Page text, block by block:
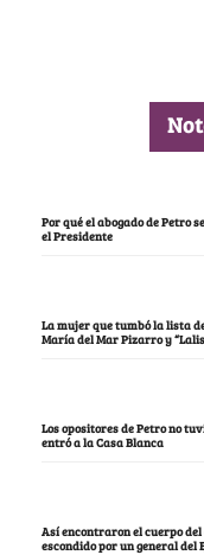
Por qué el abogado de Petro
el Presidente
La mujer que tumbó la lista
María del Mar Pizarro y “Lalis
Los opositores de Petro no
entró a la Casa Blanca
Así encontraron el cuerpo del
escondido por un general del